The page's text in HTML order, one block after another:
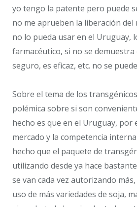
yo tengo la patente pero puede
no me aprueben la liberación
no lo pueda usar en el Uruguay,
farmacéutico, si no se
seguro, es eficaz, etc. no se
Sobre el tema de los
polémica sobre si son
hecho es que en el Uruguay, por
mercado y la competencia
hecho que el paquete de
utilizando desde ya hace
se van cada vez autorizando
uso de más variedades de soja,